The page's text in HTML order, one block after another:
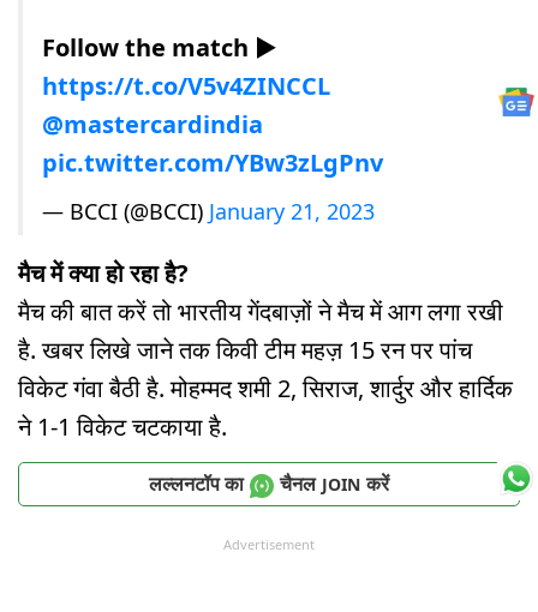
Follow the match ▶️
https://t.co/V5v4ZINCCL
@mastercardindia
pic.twitter.com/YBw3zLgPnv
— BCCI (@BCCI) January 21, 2023
मैच में क्या हो रहा है?
मैच की बात करें तो भारतीय गेंदबाज़ों ने मैच में आग लगा रखी
है. खबर लिखे जाने तक किवी टीम महज़ 15 रन पर पांच
विकेट गंवा बैठी है. मोहम्मद शमी 2, सिराज, शार्दुर और हार्दिक
ने 1-1 विकेट चटकाया है.
लल्लनटॉप का चैनल JOIN करें
Advertisement